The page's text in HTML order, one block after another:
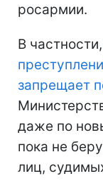
росармии.
В частности,
запрещает
даже по
пока не
лиц,